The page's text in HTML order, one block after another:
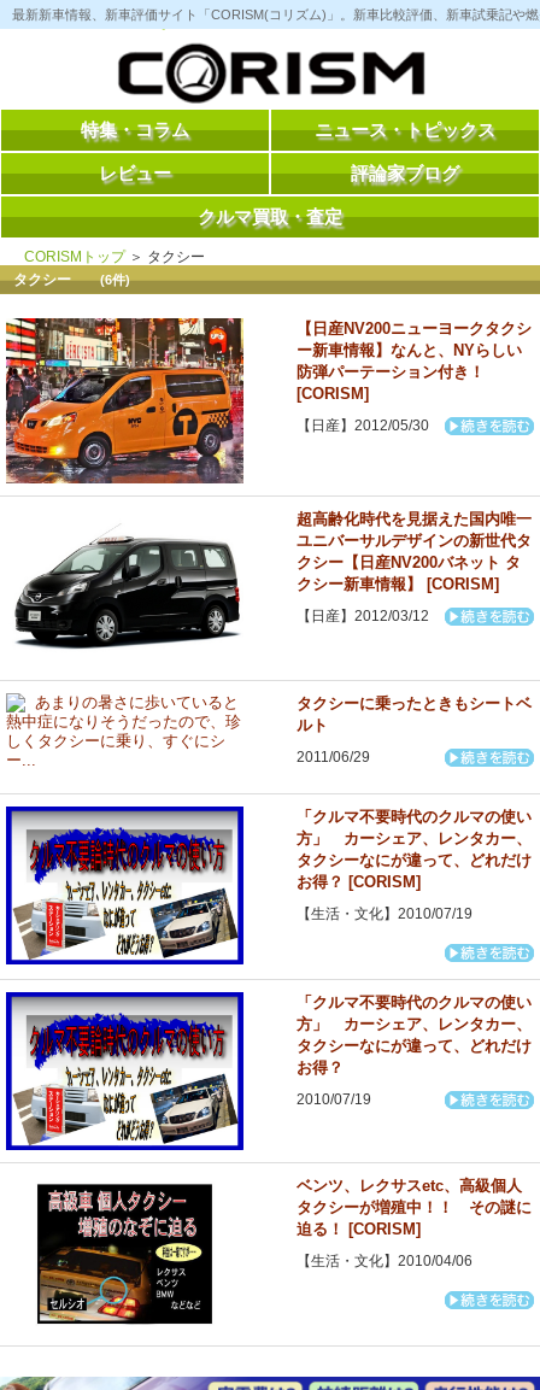
コ
ン
へ
最新新車情報、新車評価サイト「CORISM(コリズム)」。新車比較評価、新車試乗記や
特集・コラム ニュース・トピックス
レビュー 評論家ブログ
クルマ買取・査定
CORISMトップ＞ タクシー
タクシー(6件)
【日産NV200ニューヨークタクシ
ー新車情報】なんと、NYらしい
防弾パーテーション付き！
[CORISM]
【日産】2012/05/30
超高齢化時代を見据えた国内唯一
ユニバーサルデザインの新世代タ
クシー【日産NV200バネット タ
クシー新車情報】 [CORISM]
【日産】2012/03/12
タクシーに乗ったときもシートベ
ルト
2011/06/29
「クルマ不要時代のクルマの使い
方」 カーシェア、レンタカー、
タクシーなにが違って、どれだけ
お得？ [CORISM]
【生活・文化】2010/07/19
「クルマ不要時代のクルマの使い
方」 カーシェア、レンタカー、
タクシーなにが違って、どれだけ
お得？
2010/07/19
ベンツ、レクサスetc、高級個人
タクシーが増殖中！！ その謎に
迫る！ [CORISM]
【生活・文化】2010/04/06